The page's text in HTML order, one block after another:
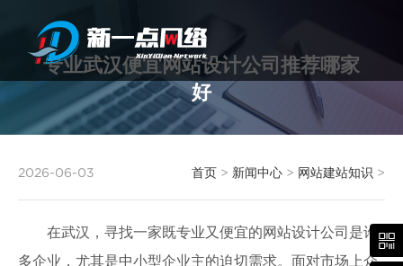
专业武汉便宜网站设计公司推荐哪家
好
2026-06-03 首页 > 新闻中心 > 网站建站知识 >
在武汉，寻找一家既专业又便宜的网站设计公司是许
多企业，尤其是中小型企业主的迫切需求。面对市场上众
